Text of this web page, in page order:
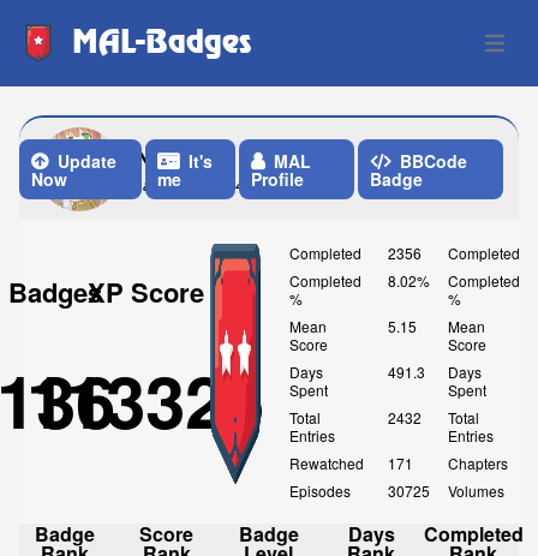
MAL-Badges Open
Nanaca
Last Update: 4 Days ago
Update
Now
It's
me
MAL
Profile
BBCode
Badge
BadgesXP Score
113325
Completed
2356
Completed
%
8.02%
Mean
Score
5.15
Days
Spent
491.3
Total
Entries
2432
Rewatched
171
Episodes
30725
Completed
Completed
%
Mean
Score
Days
Spent
Total
Entries
Chapters
Volumes
Badge Score Badge Days Completed